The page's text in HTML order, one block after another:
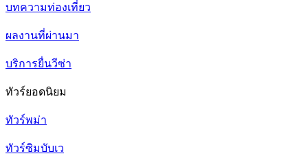
บทความท่องเที่ยว
ผลงานที่ผ่านมา
บริการยื่นวีซ่า
ทัวร์ยอดนิยม
ทัวร์พม่า
ทัวร์ซิมบับเว